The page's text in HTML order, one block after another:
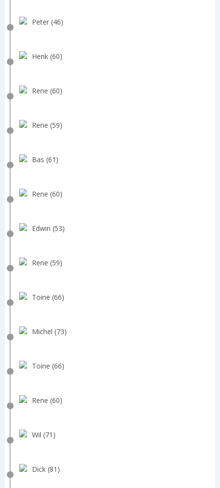
Peter (46)
Henk (60)
Rene (60)
Rene (59)
Bas (61)
Rene (60)
Edwin (53)
Rene (59)
Toine (66)
Michel (73)
Toine (66)
Rene (60)
Wil (71)
Dick (81)